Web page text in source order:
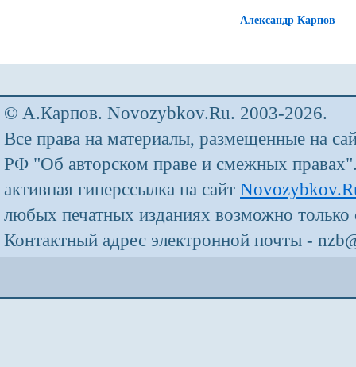
Александр Карпов
© А.Карпов. Novozybkov.Ru. 2003-2026.
Все права на материалы, размещенные на
РФ "Об авторском праве и смежных
активная гиперссылка на сайт
любых печатных изданиях возможно только
Контактный адрес электронной почты -